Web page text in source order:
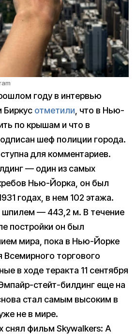
году в интервью
Биркус отметили , что в Нью-
по крышам и что в
шеф полиции города.
для комментариев.
— один из самых
Нью-Йорка, он был
годах, в нем 102 этажа.
шпилем — 443,2 м. В течение
постройки он был
мира, пока в Нью-Йорке
Всемирного торгового
в ходе теракта 11 сентября
стейт-билдинг еще на
стал самым высоким в
не в мире.
снял фильм Skywalkers: A